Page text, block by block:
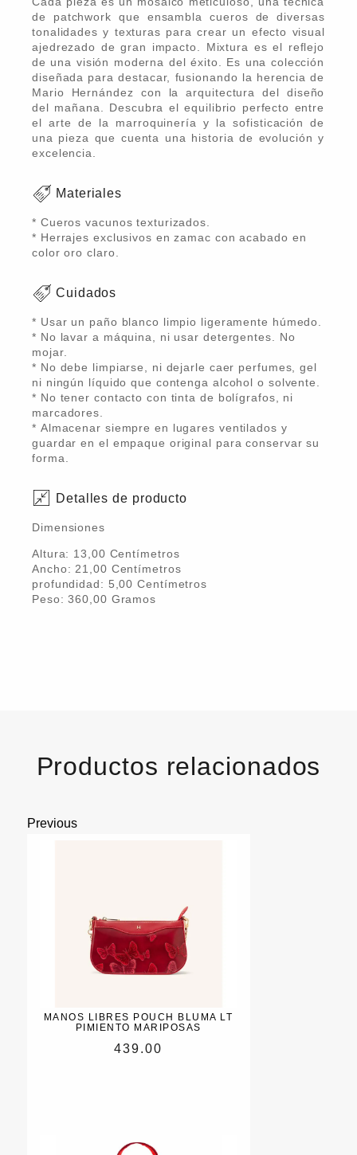
de patchwork que ensambla cueros de diversas
tonalidades y texturas para crear un efecto visual
ajedrezado de gran impacto. Mixtura es el reflejo
de una visión moderna del éxito. Es una colección
diseñada para destacar, fusionando la herencia de
Mario Hernández con la arquitectura del diseño
del mañana. Descubra el equilibrio perfecto entre
el arte de la marroquinería y la sofisticación de
una pieza que cuenta una historia de evolución y
excelencia.
Materiales
* Cueros vacunos texturizados.
* Herrajes exclusivos en zamac con acabado en
color oro claro.
Cuidados
* Usar un paño blanco limpio ligeramente húmedo.
* No lavar a máquina, ni usar detergentes. No
mojar.
* No debe limpiarse, ni dejarle caer perfumes, gel
ni ningún líquido que contenga alcohol o solvente.
* No tener contacto con tinta de bolígrafos, ni
marcadores.
* Almacenar siempre en lugares ventilados y
guardar en el empaque original para conservar su
forma.
Detalles de producto
Dimensiones
Altura: 13,00 Centímetros
Ancho: 21,00 Centímetros
profundidad: 5,00 Centímetros
Peso:360,00 Gramos
Productos relacionados
Previous
MANOS LIBRES POUCH BLUMA LT
PIMIENTO MARIPOSAS
439.00